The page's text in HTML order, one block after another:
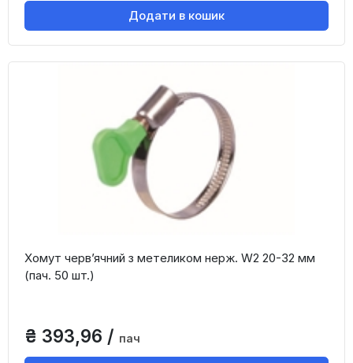
Додати в кошик
Хомут черв’ячний з метеликом нерж. W2 20-32 мм
(пач. 50 шт.)
₴ 393,96 / пач